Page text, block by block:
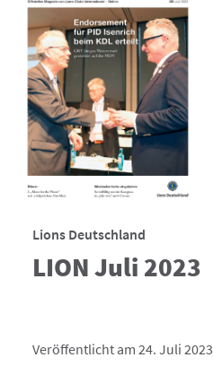
Lions Deutschland
LION Juli 2023
Veröffentlicht am 24. Juli 2023